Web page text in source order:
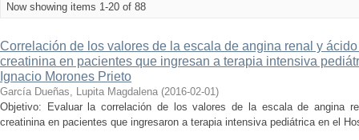
Now showing items 1-20 of 88
Correlación de los valores de la escala de angina renal y
creatinina en pacientes que ingresan a terapia intensiva
Ignacio Morones Prieto
García Dueñas, Lupita Magdalena (2016-02-01)
Objetivo: Evaluar la correlación de los valores de la escala de angina
creatinina en pacientes que ingresaron a terapia intensiva pediátrica en el